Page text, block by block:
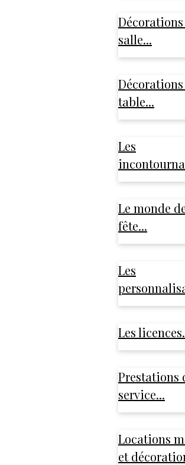
Décorations
salle...
Décorations
table...
Les
Le monde
fête...
Les
Les
Prestations
service...
Locations
et